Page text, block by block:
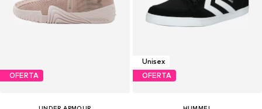
OFERTA
UNDER ARMOUR
Unisex
OFERTA
HUMMEL